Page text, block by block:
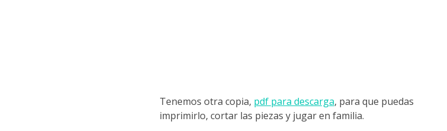
Tenemos otra copia, pdf para descarga, para que puedas
imprimirlo, cortar las piezas y jugar en familia.